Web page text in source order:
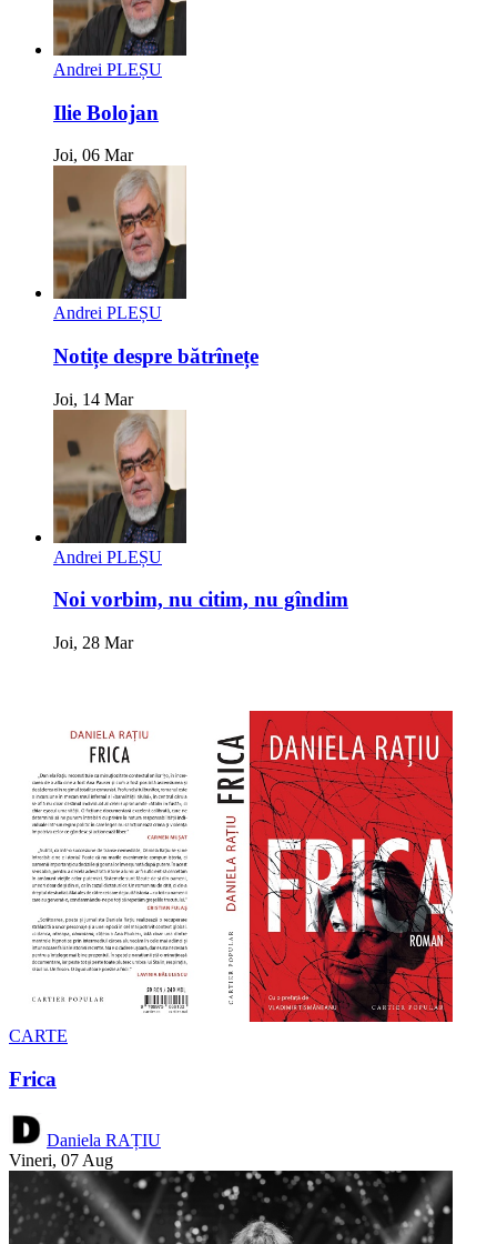
Andrei PLEȘU
Ilie Bolojan
Joi, 06 Mar
Andrei PLEȘU
Notițe despre bătrînețe
Joi, 14 Mar
Andrei PLEȘU
Noi vorbim, nu citim, nu gîndim
Joi, 28 Mar
CARTE
Frica
Daniela RAȚIU
Vineri, 07 Aug